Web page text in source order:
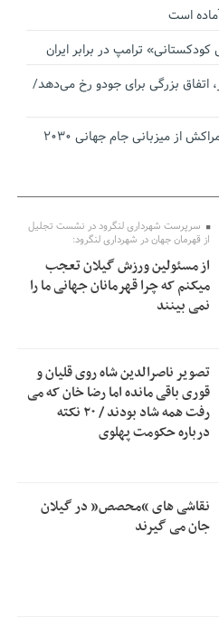
است
ترامپ در برابر ایران
اتفاق بزرگی برای جودو رخ می‌دهد/
پرتغال خواستار محرومیت مراکش از میزبانی جام جهانی ۲۰۳۰
شد
نهادهای حمایتی باید براساس
رئیسه فدراسیون فوتبال با حضور
از مراجع رسمی فاقد سندیت
ایران و عمان درباره تنگه
استان: کشاورزان گیلان نسبت به
شهریورماه
سرپرست شهرداری لنگرود در نشست تجلیل
از قهرمان جهان در شهرداری لنگرود:
از مسئولین ورزش گیلان تعجب
میکنم که چرا قهرمانان جهانی ما را
نمی بینند
تصویر ناصرالدین شاه روی قلیان و
قوری باقی مانده اما رضا خان که می
رفت همه شاد بودند / ۲۰ نکته
درباره حکومت پهلوی
نقاشی های “محصص” در گیلان
جان می گیرند